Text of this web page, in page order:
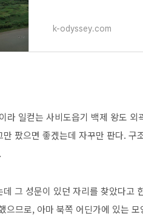
k-odyssey.com
라 일컫는 사비도읍기 백제 왕도
팠으면 좋겠는데 자꾸만 판다.
그 성문이 있던 자리를 찾았다고
으므로, 아마 북쪽 어딘가에 있는 모